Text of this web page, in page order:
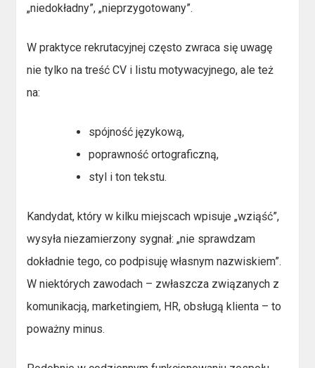
„niedokładny”, „nieprzygotowany”.
W praktyce rekrutacyjnej często zwraca się uwagę
nie tylko na treść CV i listu motywacyjnego, ale też
na:
spójność językową,
poprawność ortograficzną,
styl i ton tekstu.
Kandydat, który w kilku miejscach wpisuje „wziąść”,
wysyła niezamierzony sygnał: „nie sprawdzam
dokładnie tego, co podpisuję własnym nazwiskiem”.
W niektórych zawodach – zwłaszcza związanych z
komunikacją, marketingiem, HR, obsługą klienta – to
poważny minus.